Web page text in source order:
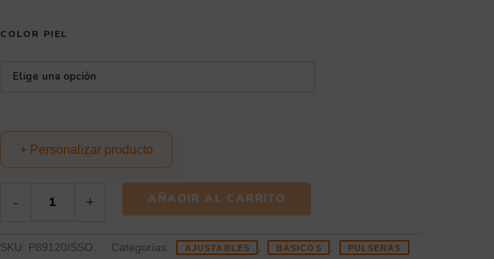
COLOR PIEL
+ Personalizar producto
- + AÑADIR AL CARRITO
SKU: P89120/SSO. Categorías: AJUSTABLES BÁSICOS PULSERAS